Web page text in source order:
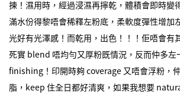
揀！濕用時，經過浸濕再擰乾，體積會即時變
滿水份得黎唔會稀釋左粉底，柔軟度彈性增加
光好有光澤感！而乾用，出色！！！佢唔會有
死實 blend 唔均勻又厚粉既情況，反而仲多
finishing！印開時夠 coverage 又唔會浮粉，
脂，keep 住全日都好清爽，如果我想要